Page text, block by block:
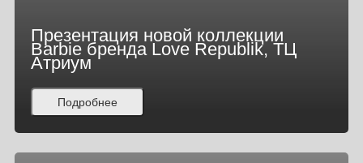
Презентация новой коллекции
Barbie бренда Love Republik, ТЦ
Атриум
Подробнее